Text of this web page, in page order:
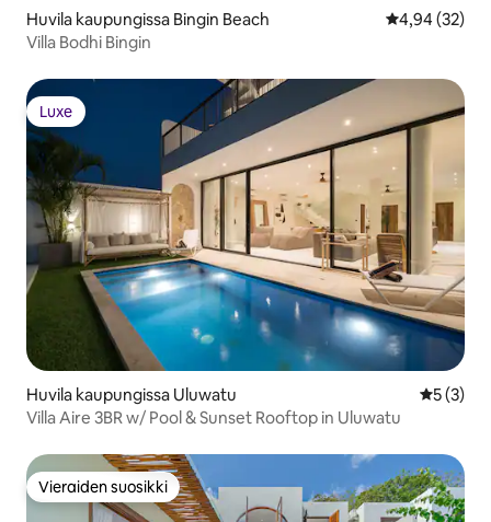
Huvila kaupungissa Bingin Beach
4,94 (32)
Villa Bodhi Bingin
Luxe
Luxe
Huvila kaupungissa Uluwatu
5 (3)
Villa Aire 3BR w/ Pool & Sunset Rooftop in Uluwatu
Vieraiden suosikki
Vieraiden suosikki